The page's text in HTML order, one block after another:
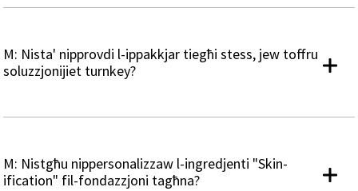
M: Nista' nipprovdi l-ippakkjar tiegħi stess, jew toffru
soluzzjonijiet turnkey?
M: Nistgħu nippersonalizzaw l-ingredjenti "Skin-
ification" fil-fondazzjoni tagħna?